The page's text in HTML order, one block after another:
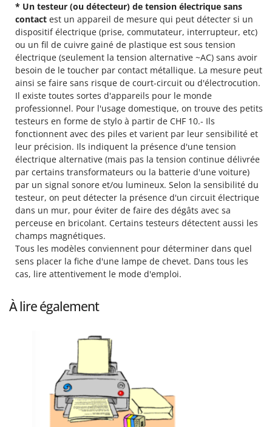
* Un testeur (ou détecteur) de tension électrique sans
contact est un appareil de mesure qui peut détecter si un
dispositif électrique (prise, commutateur, interrupteur, etc)
ou un fil de cuivre gainé de plastique est sous tension
électrique (seulement la tension alternative ~AC) sans avoir
besoin de le toucher par contact métallique. La mesure peut
ainsi se faire sans risque de court-circuit ou d'électrocution.
Il existe toutes sortes d'appareils pour le monde
professionnel. Pour l'usage domestique, on trouve des petits
testeurs en forme de stylo à partir de CHF 10.- Ils
fonctionnent avec des piles et varient par leur sensibilité et
leur précision. Ils indiquent la présence d'une tension
électrique alternative (mais pas la tension continue délivrée
par certains transformateurs ou la batterie d'une voiture)
par un signal sonore et/ou lumineux. Selon la sensibilité du
testeur, on peut détecter la présence d'un circuit électrique
dans un mur, pour éviter de faire des dégâts avec sa
perceuse en bricolant. Certains testeurs détectent aussi les
champs magnétiques.
Tous les modèles conviennent pour déterminer dans quel
sens placer la fiche d'une lampe de chevet. Dans tous les
cas, lire attentivement le mode d'emploi.
À lire également